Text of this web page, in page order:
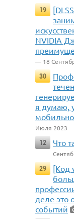
19
NVIDIA
— 18
30
я думаю,
Июля 2023
12
Что
29
[Код
деле это
событий